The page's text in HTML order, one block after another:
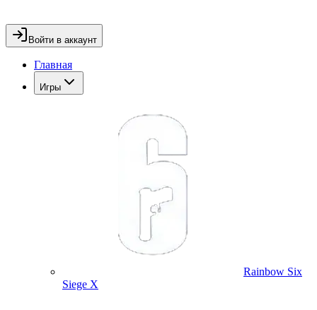
Войти в аккаунт
Главная
Игры
Rainbow Six
Siege X